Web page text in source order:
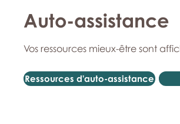
Auto-assistance
Vos ressources mieux-être sont
Ressources d'auto-assistance